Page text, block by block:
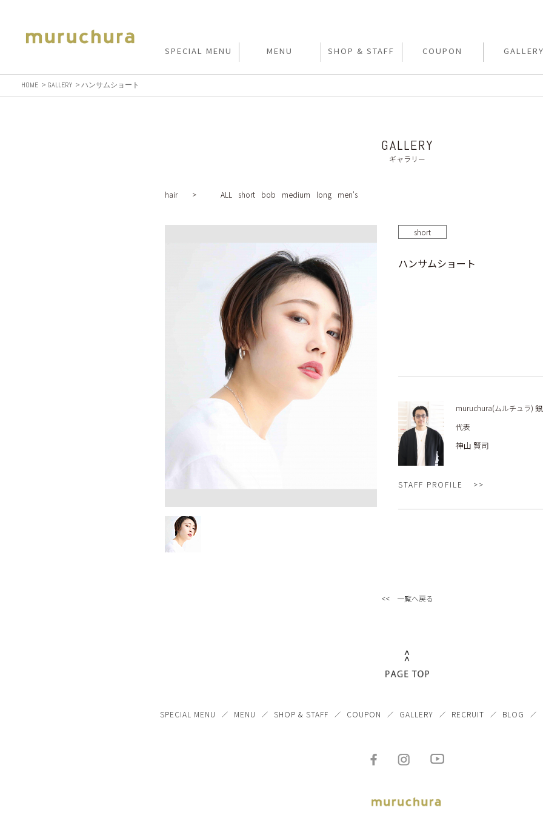
SPECIAL MENU MENU SHOP & STAFF COUPON
HOME GALLERY ハンサムショート
GALLERY
ギャラリー
hair > ALL short bob medium long men's
short
ハンサムショート
muruchura(ムルチュラ)
代表
神山 賢司
STAFF PROFILE
<< 一覧へ戻る
SPECIAL MENU MENU SHOP & STAFF COUPON GALLERY RECRUIT BLOG